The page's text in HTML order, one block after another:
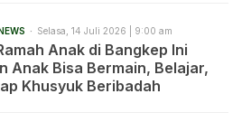
Selasa, 14 Juli 2026 | 9:00 am
Anak di Bangkep Ini
Anak Bisa Bermain, Belajar,
Khusyuk Beribadah